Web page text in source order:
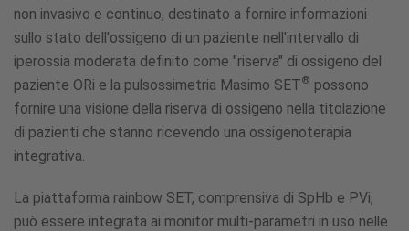
non invasivo e continuo, destinato a fornire informazioni
sullo stato dell'ossigeno di un paziente nell'intervallo di
iperossia moderata definito come "riserva" di ossigeno del
paziente ORi e la pulsossimetria Masimo SET® possono
fornire una visione della riserva di ossigeno nella titolazione
di pazienti che stanno ricevendo una ossigenoterapia
integrativa.
La piattaforma rainbow SET, comprensiva di SpHb e PVi,
può essere integrata ai monitor multi-parametri in uso nelle